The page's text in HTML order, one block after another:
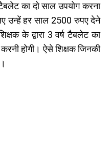
का दो साल उपयोग करना
उन्हें हर साल 2500 रुपए देने
के द्वारा 3 वर्ष टैबलेट का
होगी। ऐसे शिक्षक जिनकी